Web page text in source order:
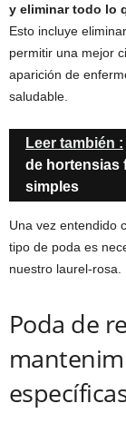
y eliminar todo lo
Esto incluye
permitir una mejor
aparición de
saludable.
Leer también :
de hortensias
simples
Una vez entendido
tipo de poda es
nuestro laurel-rosa.
Poda de